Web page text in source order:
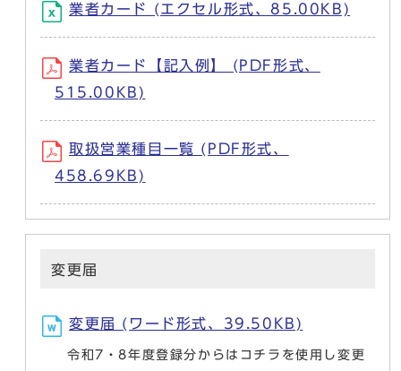
業者カード (エクセル形式、85.00KB)
業者カード【記入例】 (PDF形式、
515.00KB)
取扱営業種目一覧 (PDF形式、
458.69KB)
変更届
変更届 (ワード形式、39.50KB)
令和7・8年度登録分からはコチラを使用し変更